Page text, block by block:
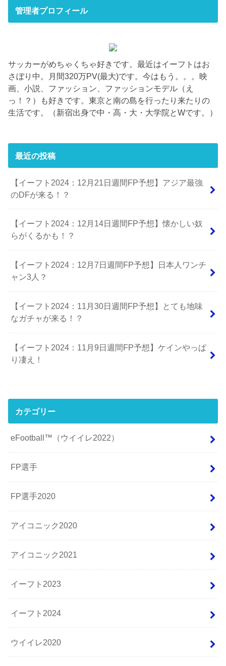
管理者プロフィール
サッカーがめちゃくちゃ好きです。最近はイーフトはお
さぼり中。月間320万PV(最大)です。今はもう。。。映
画、小説、ファッション、ファッションモデル（え
っ！？）も好きです。東京と南の島を行ったり来たりの
生活です。（新宿出身で中・高・大・大学院とWです。）
最近の投稿
【イーフト2024：12月21日週間FP予想】アジア最強
のDFが来る！？
【イーフト2024：12月14日週間FP予想】懐かしい奴
らがくるかも！？
【イーフト2024：12月7日週間FP予想】日本人ワンチ
ャン3人？
【イーフト2024：11月30日週間FP予想】とても地味
なガチャが来る！？
【イーフト2024：11月9日週間FP予想】ケインやっぱ
り凄え！
カテゴリー
eFootball™（ウイイレ2022）
FP選手
FP選手2020
アイコニック2020
アイコニック2021
イーフト2023
イーフト2024
ウイイレ2020